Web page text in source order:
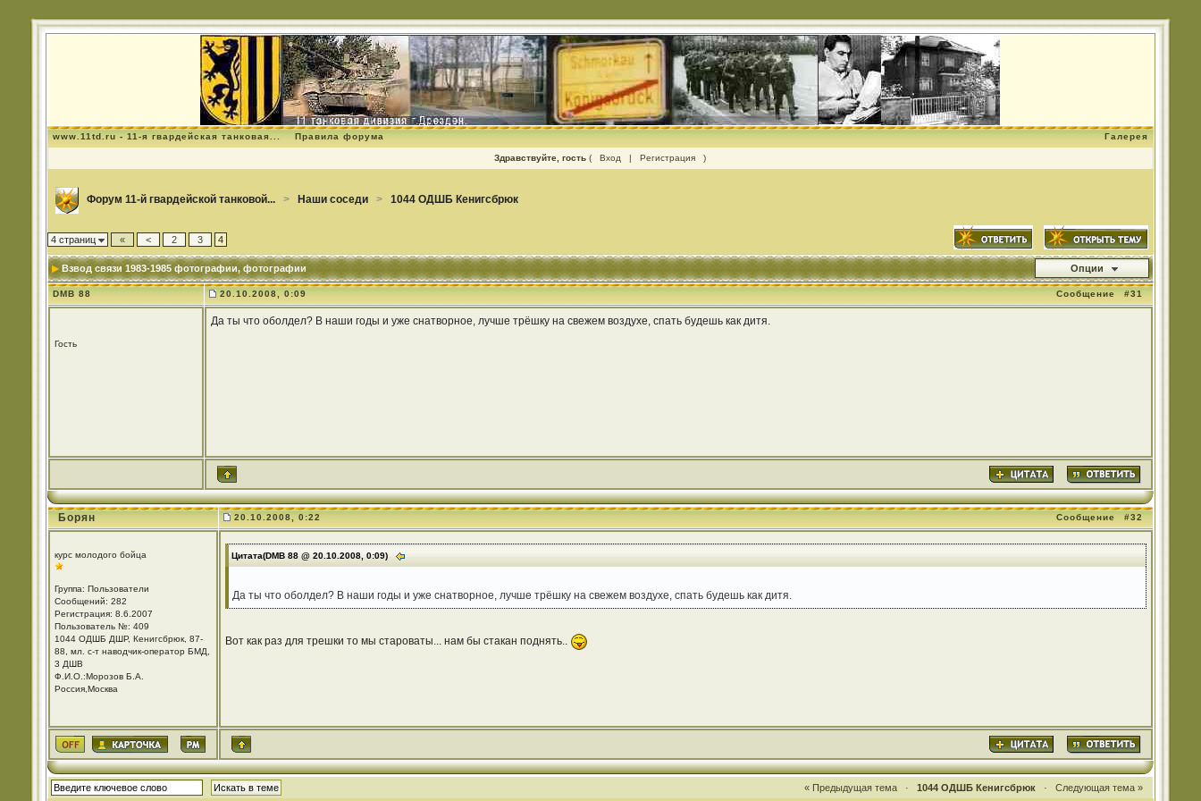
www.11td.ru - 11-я гвардейская танковая... Правила форума Галерея
Здравствуйте, гость ( Вход | Регистрация )
Форум 11-й гвардейской танковой... > Наши соседи > 1044 ОДШБ Кенигсбрюк
4 страниц « < 2 3 4
Взвод связи 1983-1985 фотографии, фотографии Опции
DMB 88 20.10.2008, 0:09 Сообщение #31
Гость
Да ты что оболдел? В наши годы и уже снатворное, лучше трёшку на свежем воздухе, спать будешь как дитя.
Борян 20.10.2008, 0:22 Сообщение #32
курс молодого бойца
Группа: Пользователи
Сообщений: 282
Регистрация: 8.6.2007
Пользователь №: 409
1044 ОДШБ ДШР, Кенигсбрюк, 87-
88, мл. с-т наводчик-оператор БМД,
3 ДШВ
Ф.И.О.:Морозов Б.А.
Россия,Москва
Цитата(DMB 88 @ 20.10.2008, 0:09)
Да ты что оболдел? В наши годы и уже снатворное, лучше трёшку на свежем воздухе, спать будешь как дитя.
Вот как раз для трешки то мы староваты... нам бы стакан поднять..
« Предыдущая тема · 1044 ОДШБ Кенигсбрюк · Следующая тема »